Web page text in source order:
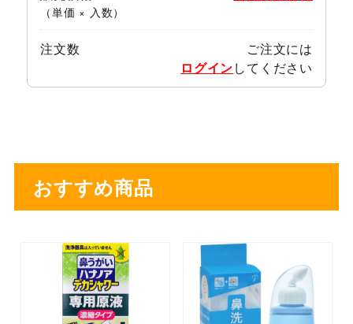
（単価 × 入数）
注文数
ご注文には
ログインしてください
おすすめ商品